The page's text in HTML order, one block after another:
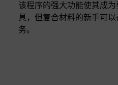
该程序的强大功能使其成
具，但复合材料的新手可
务。